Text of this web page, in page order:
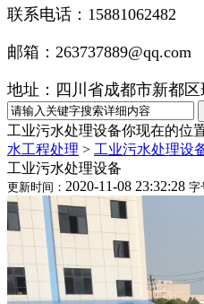
联系电话：15881062482
邮箱：263737889@qq.com
地址：四川省成都市新都
工业污水处理设备你现在的位
水工程处理 > 工业污水处理设
工业污水处理设备
更新时间： 2020-11-08 23:32:28 字